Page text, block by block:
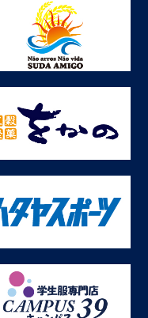
セージをお願いします--
が身につきます。それ
ることだと思ってま
そこで成長は止まる
ほしいなって思いま
サッカーが好きじゃな
れこそチーベションや
ていてはいけない。自
てほしいです。